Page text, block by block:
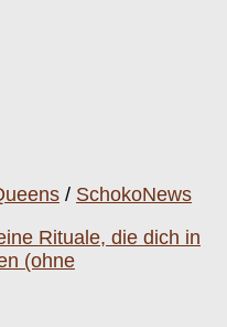
/ SchokoNews
Rituale, die dich in
(ohne